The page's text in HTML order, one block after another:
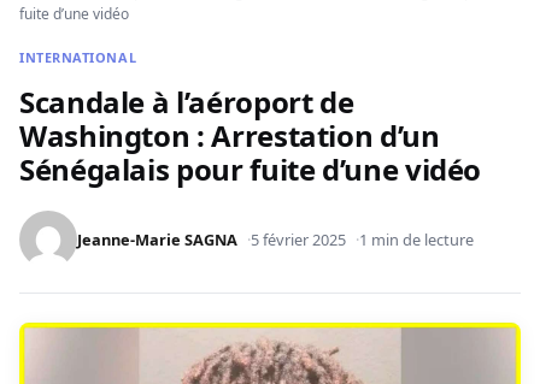
fuite d’une vidéo
INTERNATIONAL
Scandale à l’aéroport de
Washington : Arrestation d’un
Sénégalais pour fuite d’une vidéo
Jeanne-Marie SAGNA 5 février 2025 1 min de lecture